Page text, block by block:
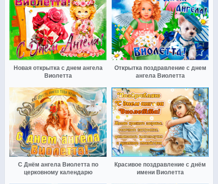
Новая открытка с днем ангела
Виолетта
Открытка поздравление с днем
ангела Виолетта
С Днём ангела Виолетта по
церковному календарю
Красивое поздравление с днём
имени Виолетта